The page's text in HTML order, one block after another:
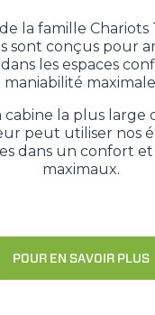
la famille
sont conçus pour
les espaces
maniabilité
cabine la plus large
peut utiliser nos
dans un confort
maximaux.
POUR EN SAVOIR PLUS